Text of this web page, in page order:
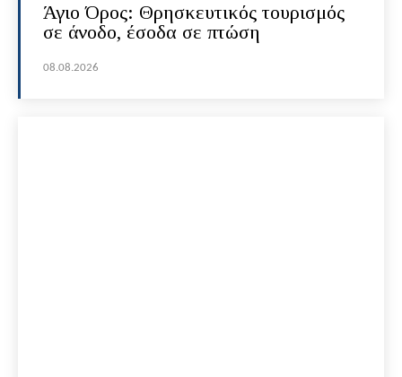
Άγιο Όρος: Θρησκευτικός τουρισμός
σε άνοδο, έσοδα σε πτώση
08.08.2026